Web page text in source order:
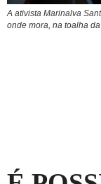
A ativista Marinalva
onde mora, na toalha